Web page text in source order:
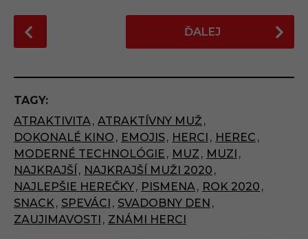
o
t
P
a
g
i
n
a
t
i
ĎALEJ
TAGY:
ATRAKTIVITA, ATRAKTÍVNY MUŽ ,
DOKONALÉ KINO , EMOJIS, HERCI , HEREC ,
MODERNÉ TECHNOLÓGIE , MUZ , MUZI ,
NAJKRAJŠÍ , NAJKRAJŠÍ MUŽI 2020 ,
NAJLEPŠIE HEREČKY, PISMENA, ROK 2020 ,
SNACK, SPEVÁCI , SVADOBNY DEN ,
ZAUJIMAVOSTI , ZNÁMI HERCI